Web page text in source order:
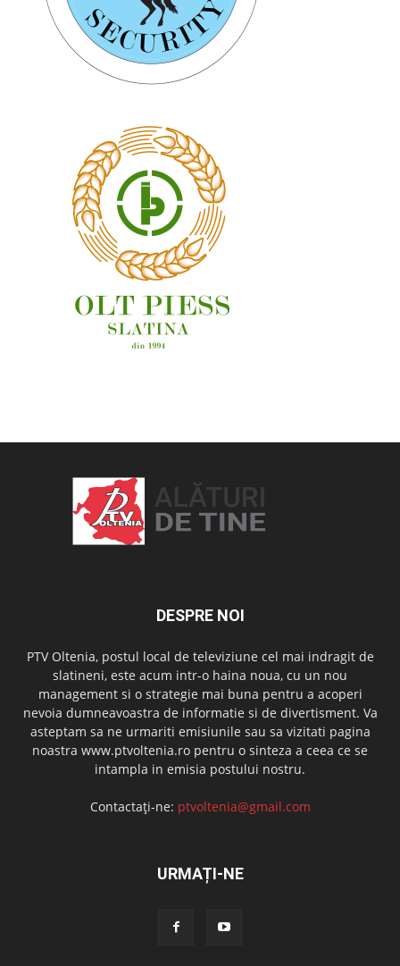
DESPRE NOI
PTV Oltenia, postul local de televiziune cel mai indragit de
slatineni, este acum intr-o haina noua, cu un nou
management si o strategie mai buna pentru a acoperi
nevoia dumneavoastra de informatie si de divertisment. Va
asteptam sa ne urmariti emisiunile sau sa vizitati pagina
noastra www.ptvoltenia.ro pentru o sinteza a ceea ce se
intampla in emisia postului nostru.
Contactați-ne: ptvoltenia@gmail.com
URMAȚI-NE